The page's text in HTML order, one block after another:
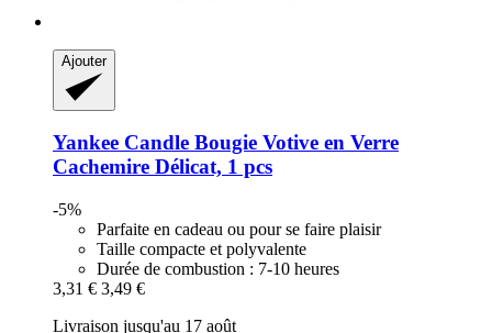
Ajouter
Yankee Candle Bougie Votive en Verre
Cachemire Délicat, 1 pcs
-5%
Parfaite en cadeau ou pour se faire plaisir
Taille compacte et polyvalente
Durée de combustion : 7-10 heures
3,31 € 3,49 €
Livraison jusqu'au 17 août